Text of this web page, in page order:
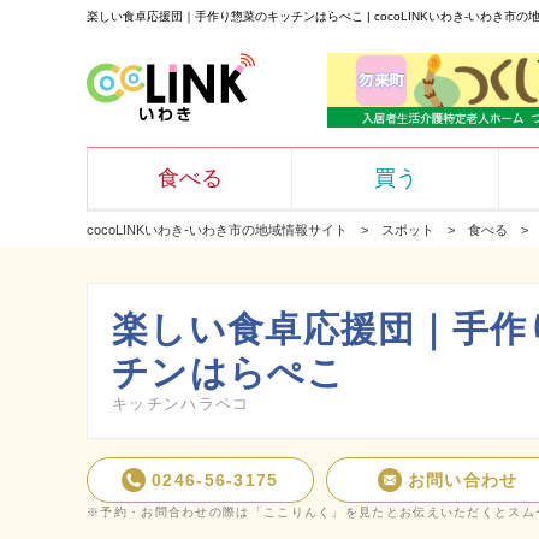
楽しい食卓応援団｜手作り惣菜のキッチンはらぺこ | cocoLINKいわき-いわき市の
食べる 買う
cocoLINKいわき-いわき市の地域情報サイト スポット 食べる
楽しい食卓応援団｜手
チンはらぺこ
キッチンハラペコ
0246-56-3175 お問い合わせ
※予約・お問合わせの際は「ここりんく」を見たとお伝えいただくとスム